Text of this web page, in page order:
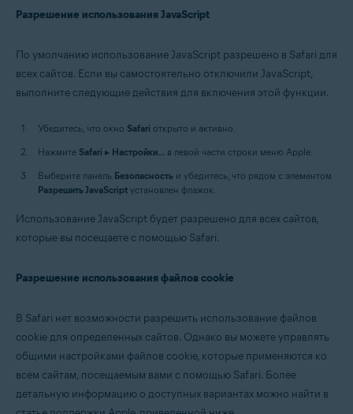
Разрешение использования JavaScript
По умолчанию использование JavaScript разрешено в Safari для
всех сайтов. Если вы самостоятельно отключили JavaScript,
выполните следующие действия для включения этой функции.
Убедитесь, что окно Safari открыто и активно.
Нажмите Safari ▸ Настройки... в левой части строки меню Apple.
Выберите панель Безопасность и убедитесь, что рядом с элементом
Разрешить JavaScript установлен флажок.
Использование JavaScript будет разрешено для всех сайтов,
которые вы посещаете с помощью Safari.
Разрешение использования файлов cookie
В Safari нет возможности разрешить использование файлов
cookie для определенных сайтов. Однако вы можете управлять
общими настройками файлов cookie, которые применяются ко
всем сайтам, посещаемым вами с помощью Safari. Более
детальную информацию о доступных вариантах можно найти в